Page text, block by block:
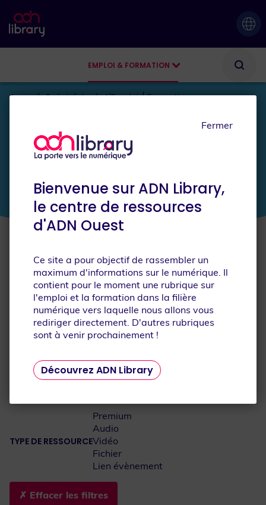
EMPLOI & FORMATION
AGENDA
Accueil Spécialiste de L'Emploi / Formation
JE SUIS
Je fais découvrir la
filière numérique
Je mets à jour mes
connaissances
Je participe aux
événements
TYPE DE RESSOURCE
Premium
Audio
Vidéo
Fichier
Lien évènement
Fermer
Bienvenue sur ADN Library,
le centre de ressources
d'ADN Ouest
Ce site a pour objectif de rassembler un
maximum d'informations sur le numérique. Il
contient pour le moment une rubrique sur
l'emploi et la formation dans la filière
numérique vers laquelle nous allons vous
rediriger directement. D'autres rubriques
sont à venir prochainement !
Découvrez ADN Library